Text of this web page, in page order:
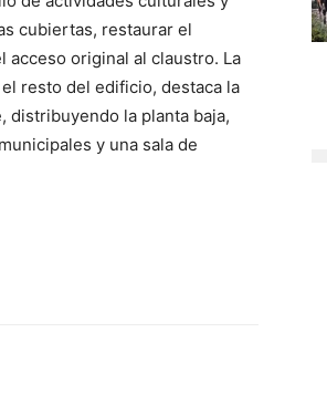
cubiertas, restaurar el
original al claustro. La
resto del edificio, destaca la
la planta baja,
y una sala de